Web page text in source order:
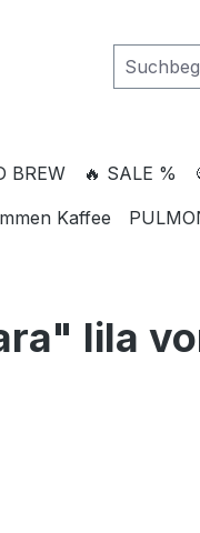
BREW 🔥 SALE %
Kaffee
lila